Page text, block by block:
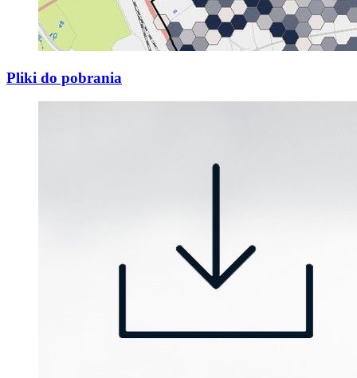
Pliki do pobrania